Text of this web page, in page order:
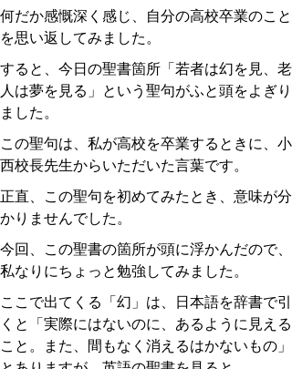
何だか感慨深く感じ、自分の高校卒業のこと
を思い返してみました。
すると、今日の聖書箇所「若者は幻を見、老
人は夢を見る」という聖句がふと頭をよぎり
ました。
この聖句は、私が高校を卒業するときに、小
西校長先生からいただいた言葉です。
正直、この聖句を初めてみたとき、意味が分
かりませんでした。
今回、この聖書の箇所が頭に浮かんだので、
私なりにちょっと勉強してみました。
ここで出てくる「幻」は、日本語を辞書で引
くと「実際にはないのに、あるように見える
こと。また、間もなく消えるはかないもの」